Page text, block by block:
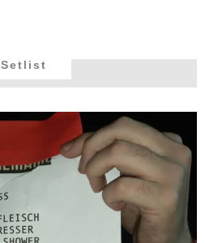
Setlist